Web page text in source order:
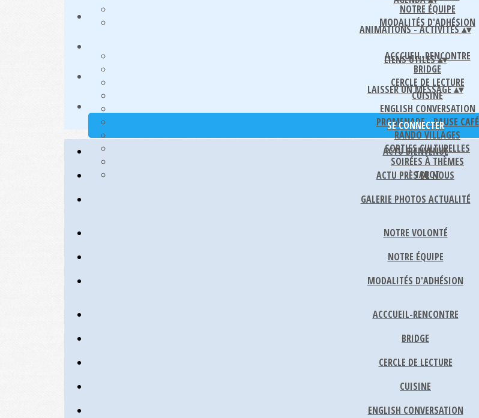
NOTRE ÉQUIPE
MODALITÉS D'ADHÉSION
ANIMATIONS - ACTIVITÉS▴▾
ACCCUEIL-RENCONTRE
BRIDGE
CERCLE DE LECTURE
CUISINE
ENGLISH CONVERSATION
PROMENADE - PAUSE CAFÉ
RANDO VILLAGES
SORTIES CULTURELLES
SOIRÉES À THÈMES
TAROT
LIENS UTILES▴▾
LAISSER UN MESSAGE▴▾
SE CONNECTER
ACTU BIENVENUE
ACTU PRÈS DE NOUS
GALERIE PHOTOS ACTUALITÉ
NOTRE VOLONTÉ
NOTRE ÉQUIPE
MODALITÉS D'ADHÉSION
ACCCUEIL-RENCONTRE
BRIDGE
CERCLE DE LECTURE
CUISINE
ENGLISH CONVERSATION